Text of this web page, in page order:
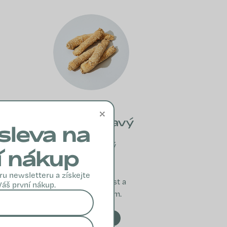
Ženšen pravý
Ženšen pravý
podporuje
přirozenou
obranyschopnost a
imunitní systém.
VÍCE INFO
×
na
nákup
newsletteru a získejte
první nákup.